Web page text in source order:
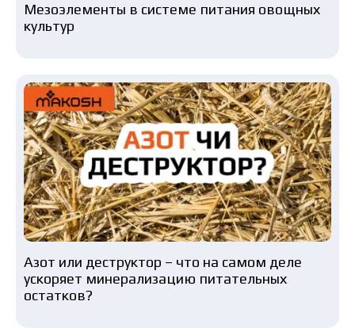
Мезоэлементы в системе питания овощных
культур
Азот или деструктор – что на самом деле
ускоряет минерализацию питательных
остатков?